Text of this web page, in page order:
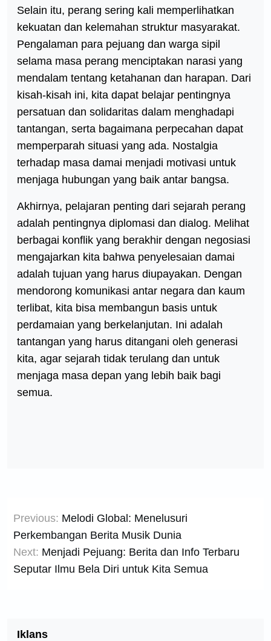
Selain itu, perang sering kali memperlihatkan
kekuatan dan kelemahan struktur masyarakat.
Pengalaman para pejuang dan warga sipil
selama masa perang menciptakan narasi yang
mendalam tentang ketahanan dan harapan. Dari
kisah-kisah ini, kita dapat belajar pentingnya
persatuan dan solidaritas dalam menghadapi
tantangan, serta bagaimana perpecahan dapat
memperparah situasi yang ada. Nostalgia
terhadap masa damai menjadi motivasi untuk
menjaga hubungan yang baik antar bangsa.
Akhirnya, pelajaran penting dari sejarah perang
adalah pentingnya diplomasi dan dialog. Melihat
berbagai konflik yang berakhir dengan negosiasi
mengajarkan kita bahwa penyelesaian damai
adalah tujuan yang harus diupayakan. Dengan
mendorong komunikasi antar negara dan kaum
terlibat, kita bisa membangun basis untuk
perdamaian yang berkelanjutan. Ini adalah
tantangan yang harus ditangani oleh generasi
kita, agar sejarah tidak terulang dan untuk
menjaga masa depan yang lebih baik bagi
semua.
navigation
Previous: Melodi Global: Menelusuri
Perkembangan Berita Musik Dunia
Next: Menjadi Pejuang: Berita dan Info Terbaru
Seputar Ilmu Bela Diri untuk Kita Semua
Iklans